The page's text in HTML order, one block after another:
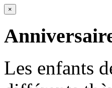
×
Les enfants